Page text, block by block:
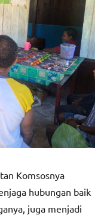
Komsosnya
hubungan baik
juga menjadi